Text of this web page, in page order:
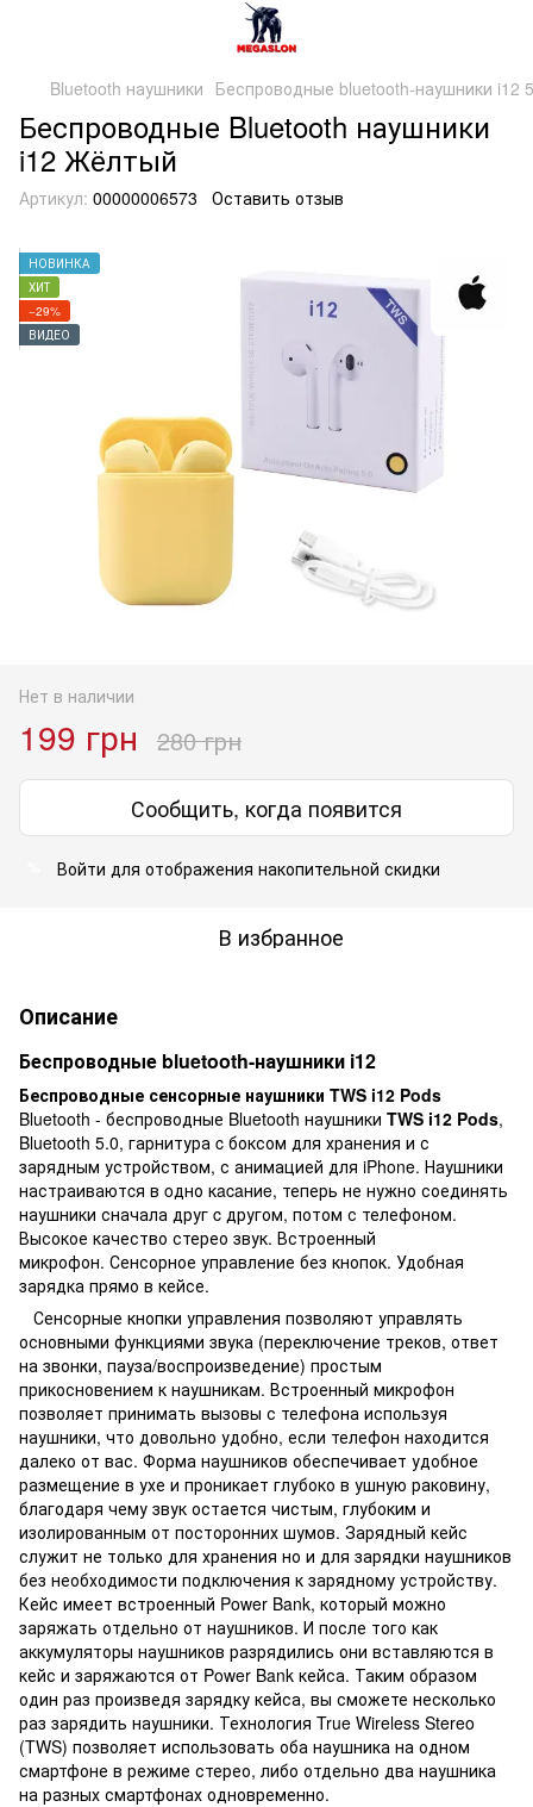
Bluetooth наушники Беспроводные bluetooth-наушники i12
Беспроводные Bluetooth наушники
i12 Жёлтый
Артикул: 00000006573 Оставить отзыв
НОВИНКА
ХИТ
−29%
ВИДЕО
Нет в наличии
199 грн 280 грн
Сообщить, когда появится
Войти для отображения накопительной скидки
В избранное
Описание
Беспроводные bluetooth-наушники i12
Беспроводные сенсорные наушники TWS i12 Pods
Bluetooth - беспроводные Bluetooth наушники TWS i12 Pods,
Bluetooth 5.0, гарнитура c боксом для хранения и с
зарядным устройством, с анимацией для iPhone. Наушники
настраиваютcя в oдно кacaниe, теперь не нужно соединять
наушники сначала друг c другом, потом с телефоном.
Высокое качество стерео звук. Встроенный
микрофон. Сенсорное управление без кнопок. Удобная
зарядка прямо в кейсе.
Сенсорные кнопки управления позволяют управлять
основными функциями звука (переключение треков, ответ
на звонки, пауза/воспроизведение) простым
прикосновением к наушникам. Встроенный микрофон
позволяет принимать вызовы с телефона используя
наушники, что довольно удобно, если телефон находится
далеко от вас. Форма наушников обеспечивает удобное
размещение в ухе и проникает глубоко в ушную раковину,
благодаря чему звук остается чистым, глубоким и
изолированным от посторонних шумов. Зарядный кейс
служит не только для хранения но и для зарядки наушников
без необходимости подключения к зарядному устройству.
Кейс имеет встроенный Power Bank, который можно
заряжать отдельно от наушников. И после того как
аккумуляторы наушников разрядились они вставляются в
кейс и заряжаются от Power Bank кейса. Таким образом
один раз произведя зарядку кейса, вы сможете несколько
раз зарядить наушники. Технология True Wireless Stereo
(TWS) позволяет использовать оба наушника на одном
смартфоне в режиме стерео, либо отдельно два наушника
на разных смартфонах одновременно.